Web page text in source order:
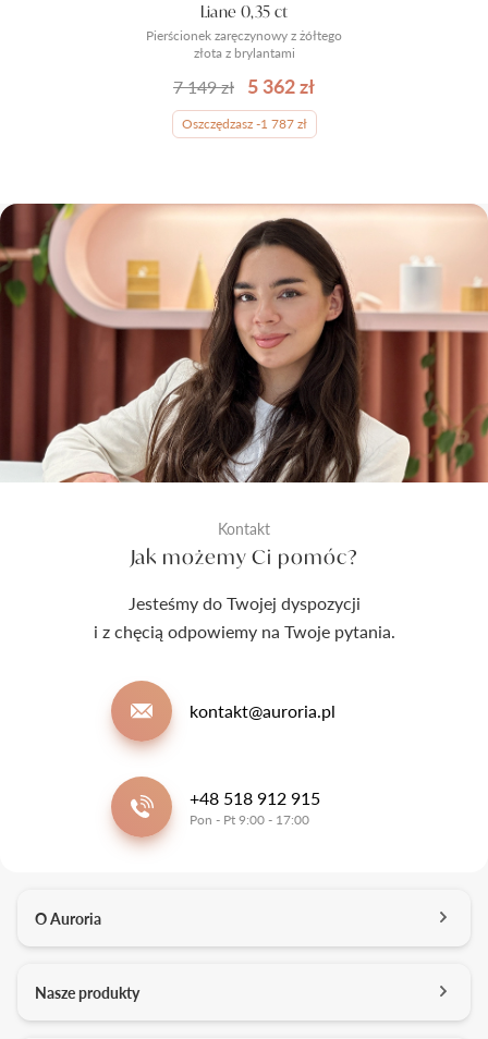
Pierścionek zaręczynowy z żółtego
złota z brylantami
Liane 0,35 ct
7 149 zł 5 362 zł
Oszczędzasz -1 787 zł
Kontakt
Jak możemy Ci pomóc?
Jesteśmy do Twojej dyspozycji
i z chęcią odpowiemy na Twoje pytania.
kontakt@auroria.pl
+48 518 912 915
Pon - Pt 9:00 - 17:00
O Auroria
Kontakt
Nasze produkty